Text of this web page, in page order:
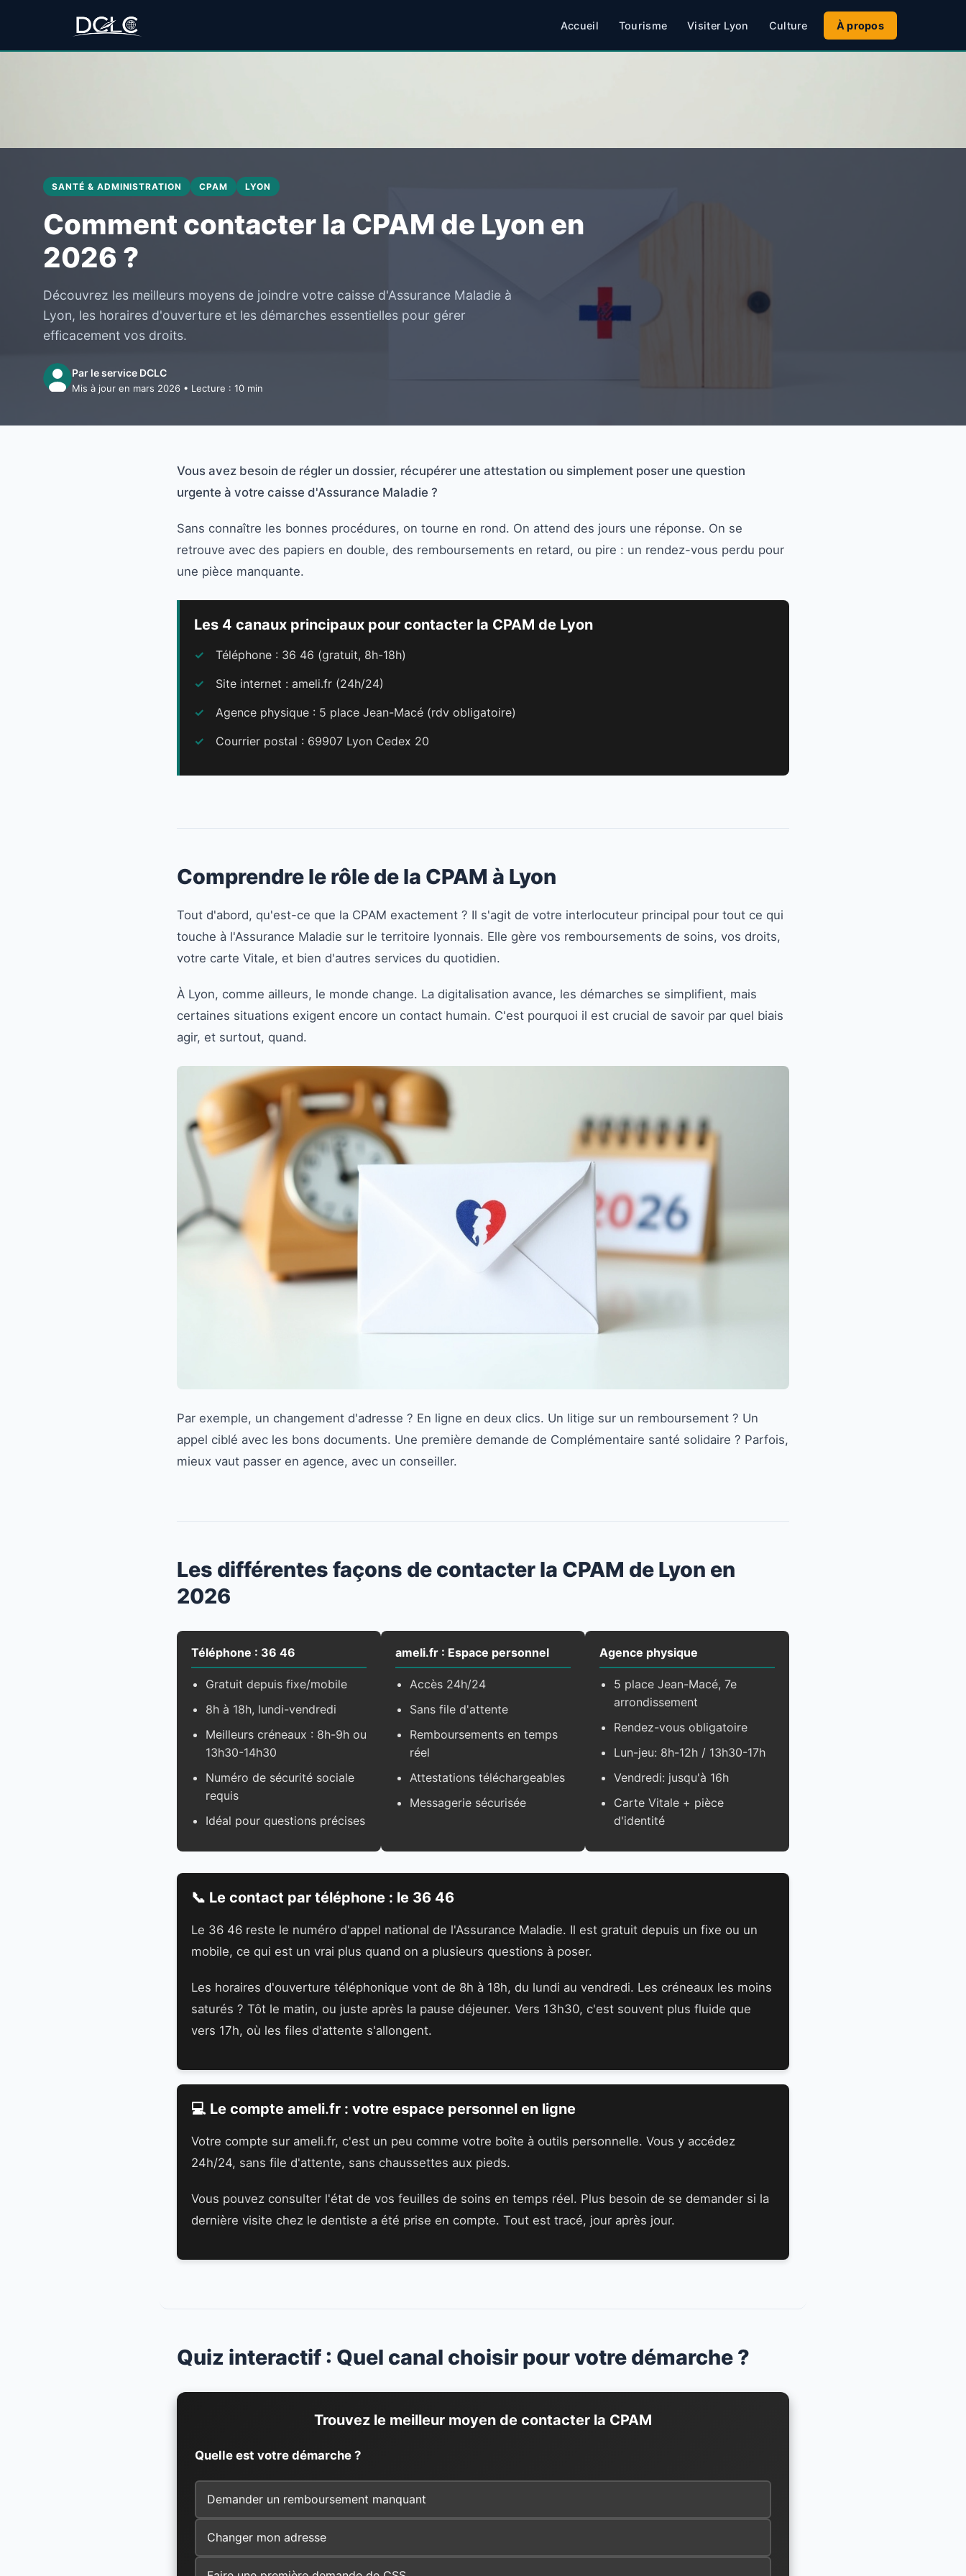
Accueil Tourisme Visiter Lyon Culture À propos
SANTÉ & ADMINISTRATION CPAM LYON
Comment contacter la CPAM de Lyon en
2026 ?
Découvrez les meilleurs moyens de joindre votre caisse d'Assurance Maladie à
Lyon, les horaires d'ouverture et les démarches essentielles pour gérer
efficacement vos droits.
Par le service DCLC
Mis à jour en mars 2026 • Lecture : 10 min
Vous avez besoin de régler un dossier, récupérer une attestation ou simplement poser une question
urgente à votre caisse d'Assurance Maladie ?
Sans connaître les bonnes procédures, on tourne en rond. On attend des jours une réponse. On se
retrouve avec des papiers en double, des remboursements en retard, ou pire : un rendez-vous perdu pour
une pièce manquante.
Les 4 canaux principaux pour contacter la CPAM de Lyon
Téléphone : 36 46 (gratuit, 8h-18h)
Site internet : ameli.fr (24h/24)
Agence physique : 5 place Jean-Macé (rdv obligatoire)
Courrier postal : 69907 Lyon Cedex 20
Comprendre le rôle de la CPAM à Lyon
Tout d'abord, qu'est-ce que la CPAM exactement ? Il s'agit de votre interlocuteur principal pour tout ce qui
touche à l'Assurance Maladie sur le territoire lyonnais. Elle gère vos remboursements de soins, vos droits,
votre carte Vitale, et bien d'autres services du quotidien.
À Lyon, comme ailleurs, le monde change. La digitalisation avance, les démarches se simplifient, mais
certaines situations exigent encore un contact humain. C'est pourquoi il est crucial de savoir par quel biais
agir, et surtout, quand.
Par exemple, un changement d'adresse ? En ligne en deux clics. Un litige sur un remboursement ? Un
appel ciblé avec les bons documents. Une première demande de Complémentaire santé solidaire ? Parfois,
mieux vaut passer en agence, avec un conseiller.
Les différentes façons de contacter la CPAM de Lyon en
2026
Téléphone : 36 46
Gratuit depuis fixe/mobile
8h à 18h, lundi-vendredi
Meilleurs créneaux : 8h-9h ou
13h30-14h30
Numéro de sécurité sociale
requis
Idéal pour questions précises
ameli.fr : Espace personnel
Accès 24h/24
Sans file d'attente
Remboursements en temps
réel
Attestations téléchargeables
Messagerie sécurisée
Agence physique
5 place Jean-Macé, 7e
arrondissement
Rendez-vous obligatoire
Lun-jeu: 8h-12h / 13h30-17h
Vendredi: jusqu'à 16h
Carte Vitale + pièce
d'identité
📞 Le contact par téléphone : le 36 46
Le 36 46 reste le numéro d'appel national de l'Assurance Maladie. Il est gratuit depuis un fixe ou un
mobile, ce qui est un vrai plus quand on a plusieurs questions à poser.
Les horaires d'ouverture téléphonique vont de 8h à 18h, du lundi au vendredi. Les créneaux les moins
saturés ? Tôt le matin, ou juste après la pause déjeuner. Vers 13h30, c'est souvent plus fluide que
vers 17h, où les files d'attente s'allongent.
💻 Le compte ameli.fr : votre espace personnel en ligne
Votre compte sur ameli.fr, c'est un peu comme votre boîte à outils personnelle. Vous y accédez
24h/24, sans file d'attente, sans chaussettes aux pieds.
Vous pouvez consulter l'état de vos feuilles de soins en temps réel. Plus besoin de se demander si la
dernière visite chez le dentiste a été prise en compte. Tout est tracé, jour après jour.
Quiz interactif : Quel canal choisir pour votre démarche ?
Trouvez le meilleur moyen de contacter la CPAM
Quelle est votre démarche ?
Demander un remboursement manquant
Changer mon adresse